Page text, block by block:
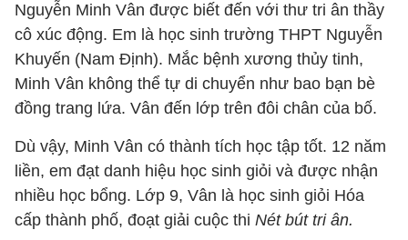
Nguyễn Minh Vân được biết đến với thư tri ân thầy
cô xúc động. Em là học sinh trường THPT Nguyễn
Khuyến (Nam Định). Mắc bệnh xương thủy tinh,
Minh Vân không thể tự di chuyển như bao bạn bè
đồng trang lứa. Vân đến lớp trên đôi chân của bố.
Dù vậy, Minh Vân có thành tích học tập tốt. 12 năm
liền, em đạt danh hiệu học sinh giỏi và được nhận
nhiều học bổng. Lớp 9, Vân là học sinh giỏi Hóa
cấp thành phố, đoạt giải cuộc thi Nét bút tri ân.